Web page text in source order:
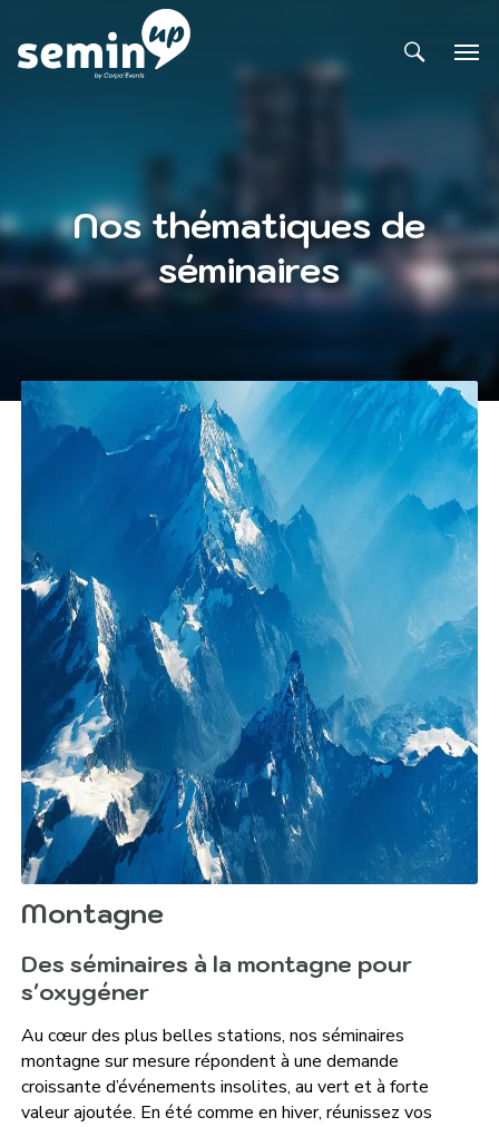
Nos thématiques de
séminaires
Montagne
Des séminaires à la montagne pour
s'oxygéner
Au cœur des plus belles stations, nos séminaires
montagne sur mesure répondent à une demande
croissante d’événements insolites, au vert et à forte
valeur ajoutée. En été comme en hiver, réunissez vos